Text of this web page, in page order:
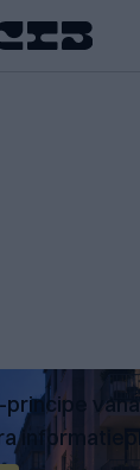
principe